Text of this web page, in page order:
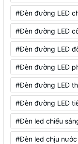
#Đèn đường LED
#Đèn đường LED
#Đèn đường LED
#Đèn đường LED
#Đèn đường LED
#Đèn đường LED
#Đèn led chiếu
#Đèn led chịu